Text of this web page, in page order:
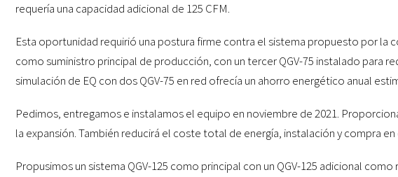
requería una capacidad adicional de 125 CFM.
Esta oportunidad requirió una postura firme contra el sistema propuesto por la
como suministro principal de producción, con un tercer QGV-75 instalado para
simulación de EQ con dos QGV-75 en red ofrecía un ahorro energético anual
Pedimos, entregamos e instalamos el equipo en noviembre de 2021.
la expansión. También reducirá el coste total de energía, instalación y compra
Propusimos un sistema QGV-125 como principal con un QGV-125 adicional